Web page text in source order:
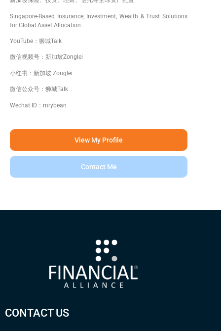
Singapore-Based Insurance, Investment, Wealth & Trust Solutions
for Global Asset Allocation
YouTube：狮城Talk
微信视频号：新加坡Zonglei
小红书：新加坡 Zonglei
微信公众号：狮城Talk
Wechat ID：mrybean
View My Profile
Contact Me
CONTACT US